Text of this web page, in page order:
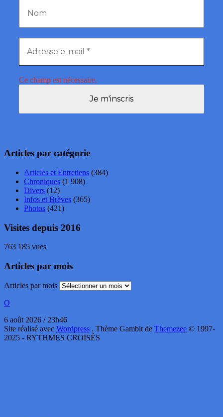
Ce champ est nécessaire.
Articles par catégorie
Articles et Entretiens (384)
Chroniques (1 908)
Divers (12)
Infos et Brèves (365)
Photos (421)
Visites depuis 2016
763 185 vues
Articles par mois
Articles par mois
O
6 août 2026 / 23h46
Site réalisé avec Wordpress . Thème Gambit de Themezee © 1997-
2025 - RYTHMES CROISÉS